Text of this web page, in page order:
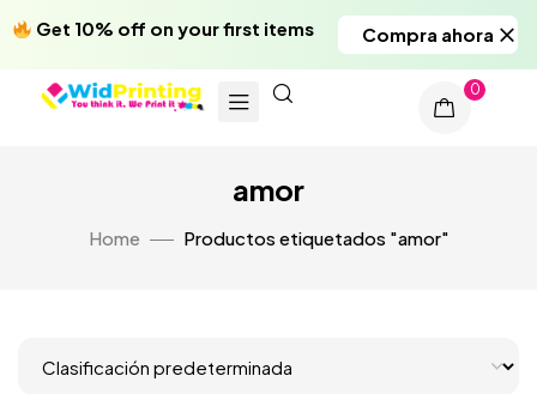
Get 10% off on your first items Compra ahora
0
amor
Home Productos etiquetados "amor"